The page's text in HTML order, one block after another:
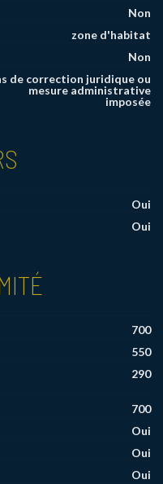
Non
zone d'habitat
Non
de correction juridique ou
mesure administrative
imposée
Oui
Oui
700
550
290
700
Oui
Oui
Oui